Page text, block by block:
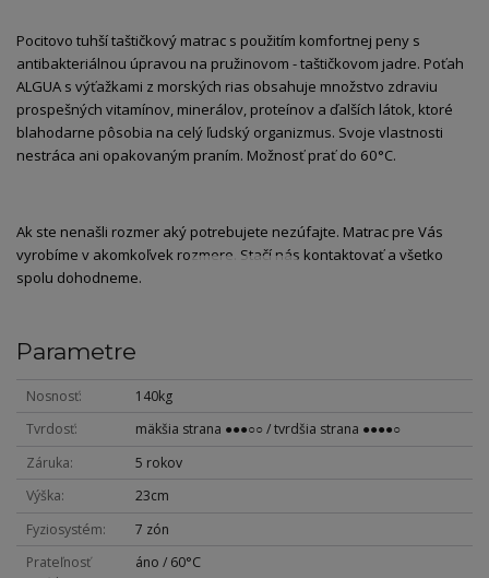
Pocitovo tuhší taštičkový matrac s použitím komfortnej peny s
antibakteriálnou úpravou na pružinovom - taštičkovom jadre. Poťah
ALGUA s výťažkami z morských rias obsahuje množstvo zdraviu
prospešných vitamínov, minerálov, proteínov a ďalších látok, ktoré
blahodarne pôsobia na celý ľudský organizmus. Svoje vlastnosti
nestráca ani opakovaným praním. Možnosť prať do 60°C.
Ak ste nenašli rozmer aký potrebujete nezúfajte. Matrac pre Vás
vyrobíme v akomkoľvek rozmere. Stačí nás kontaktovať a všetko
spolu dohodneme.
Parametre
Nosnosť
140kg
Tvrdosť
mäkšia strana ●●●○○ / tvrdšia strana ●●●●○
Záruka
5 rokov
Výška
23cm
Fyziosystém
7 zón
Prateľnosť
áno / 60°C